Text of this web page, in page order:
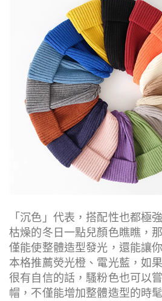
「沉色」 代表，搭配性也都極
枯燥的冬日一點兒顏色瞧瞧，
僅能使整體造型發光， 還能讓
本格推薦熒光橙、電光藍，如
很有自信的話， 騷粉色也可以
帽，不僅能增加整體造型的時